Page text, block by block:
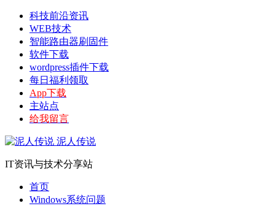
科技前沿资讯
WEB技术
智能路由器刷固件
软件下载
wordpress插件下载
每日福利领取
App下载
主站点
给我留言
泥人传说
IT资讯与技术分享站
首页
Windows系统问题